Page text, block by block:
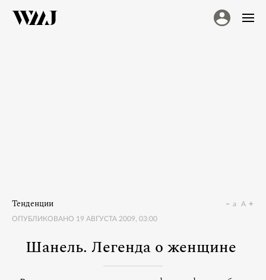
Тенденции
ОПУБЛИКОВАНО 19 АВГУСТА 2009, 03:00
a A
Шанель. Легенда о женщине